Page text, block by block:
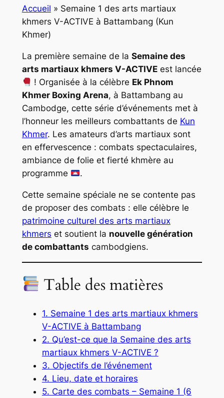
Accueil » Semaine 1 des arts martiaux
khmers V-ACTIVE à Battambang (Kun
Khmer)
La première semaine de la Semaine des
arts martiaux khmers V-ACTIVEest lancée
! Organisée à la célèbre Ek Phnom
Khmer Boxing Arena, à Battambang au
Cambodge, cette série d’événements met à
l’honneur les meilleurs combattants de Kun
Khmer. Les amateurs d’arts martiaux sont
en effervescence : combats spectaculaires,
ambiance de folie et fierté khmère au
programme
.
Cette semaine spéciale ne se contente pas
de proposer des combats : elle célèbre le
patrimoine culturel des arts martiaux
khmers et soutient la nouvelle génération
de combattants cambodgiens.
Table des matières
1. Semaine 1 des arts martiaux khmers
V-ACTIVE à Battambang
2. Qu’est-ce que la Semaine des arts
martiaux khmers V-ACTIVE ?
3. Objectifs de l’événement
4. Lieu, date et horaires
5. Carte des combats – Semaine 1 (6